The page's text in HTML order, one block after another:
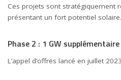
Ces projets sont stratégiquement
présentant un fort potentiel solaire.
Phase 2 : 1 GW supplémentaire
L’appel d’offres lancé en juillet